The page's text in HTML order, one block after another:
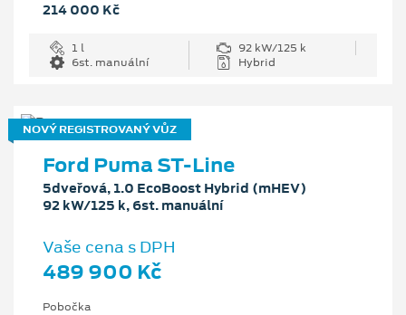
214 000 Kč
1 l
92 kW/125 k
6st. manuální
Hybrid
NOVÝ REGISTROVANÝ VŮZ
Ford Puma ST-Line
5dveřová, 1.0 EcoBoost Hybrid (mHEV)
92 kW/125 k, 6st. manuální
Vaše cena s DPH
489 900 Kč
Pobočka